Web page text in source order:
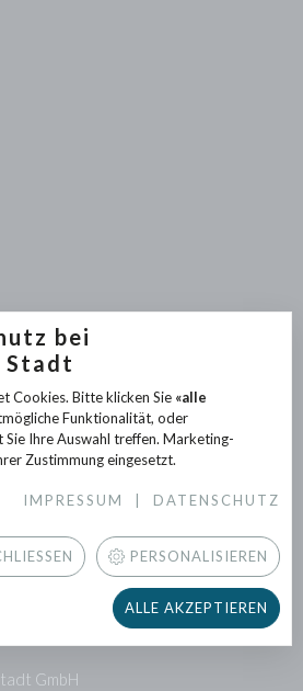
GmbH
bei
Cookies. Bitte klicken Sie «alle
Funktionalität, oder
Sie Ihre Auswahl treffen. Marketing-
Zustimmung eingesetzt.
IMPRESSUM DATENSCHUTZ
PERSONALISIEREN
ALLE AKZEPTIEREN